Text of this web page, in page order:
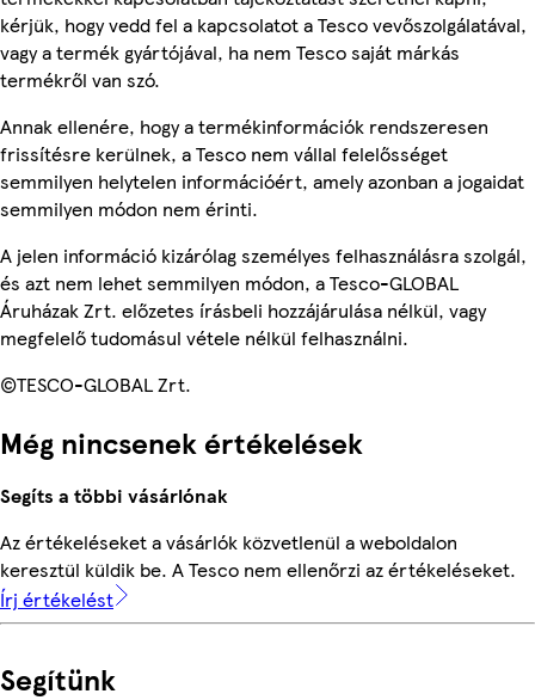
kérjük, hogy vedd fel a kapcsolatot a Tesco vevőszolgálatával,
vagy a termék gyártójával, ha nem Tesco saját márkás
termékről van szó.
Annak ellenére, hogy a termékinformációk rendszeresen
frissítésre kerülnek, a Tesco nem vállal felelősséget
semmilyen helytelen információért, amely azonban a jogaidat
semmilyen módon nem érinti.
A jelen információ kizárólag személyes felhasználásra szolgál,
és azt nem lehet semmilyen módon, a Tesco-GLOBAL
Áruházak Zrt. előzetes írásbeli hozzájárulása nélkül, vagy
megfelelő tudomásul vétele nélkül felhasználni.
©TESCO-GLOBAL Zrt.
Még nincsenek értékelések
Segíts a többi vásárlónak
Az értékeléseket a vásárlók közvetlenül a weboldalon
keresztül küldik be. A Tesco nem ellenőrzi az értékeléseket.
Írj értékelést
Segítünk